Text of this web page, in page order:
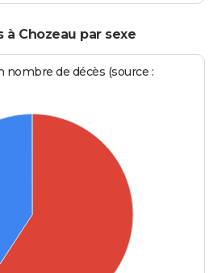
à Chozeau par sexe
de décès (source :